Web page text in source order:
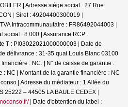
| Adresse siège social : 27 Rue
| Siret : 49204400300019 |
Intracommunautaire : FR86492044003 |
social : 8 000 | Assurance RCP :
T : PI03022021000000003 | Date de
délivrance : 31-35 quai Louis Blanc 03100
: NC. | N° de caisse de garantie :
: NC | Montant de la garantie financière : NC
| Adresse du médiateur : 1 Allée du
25222 – 44505 LA BAULE CEDEX |
| Date d'obtention du label :